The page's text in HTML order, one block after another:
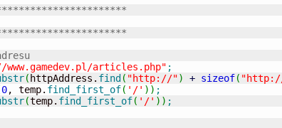
articles.php" ;
(httpAddress. find( "http://") + sizeof(
0, temp. find_first_of( '/' ) ) ;
(temp. find_first_of( '/' ) ) ;